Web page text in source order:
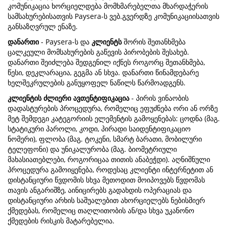
კომუნიკაცია ხორციელდება მომხმარებელთა მხარდაჭერის
სამსახურებისათვის Paysera-ს ვებ.გვერდზე კომუნიკაციისათვის
განსაზღვრულ ენაზე.
დანართი - Paysera-ს და კლიენტსშორის შეთანხმება
ცალკეული მომსახურების გაწევის პირობების შესახებ.
დანართი შეიძლება შედგენილ იქნეს როგორც შეთანხმება,
წესი, დეკლარაცია, გეგმა ან სხვა. დანართი წინამდებარე
ხელშეკრულების განუყოფელ ნაწილს წარმოადგენს.
კლიენტის ძლიერი ავთენტიფიკაცია - პირის ვინაობის
დადასტურების პროცედურა, რომელიც ეფუძნება ორი ან ორზე
მეტ შემდეგი კატეგორიის ელემენტის გამოყენებას: ცოდნა (მაგ.
სტატიკური პაროლი, კოდი, პირადი საიდენტიფიკაციო
ნომერი), ფლობა (მაგ. ტოკენი, სმარტ ბარათი, მობილური
ტელეფონი) და უნიკალურობა (მაგ. ბიომეტრიული
მახასიათებლები, როგორიცაა თითის ანაბეჭდი). აღნიშნული
პროცედურა გამოიყენება, როდესაც კლიენტი ინტერნეტით ან
დისტანციური წვდომის სხვა მეთოდით მოიპოვებს წვდომას
თავის ანგარიშზე, აინიცირებს გადახდის ოპერაციას და
დისტანციური არხის საშუალებით ახორციელებს ნებისმიერ
ქმედებას, რომელიც თაღლითობის ან/და სხვა უკანონო
ქმედების რისკის მატარებელია.